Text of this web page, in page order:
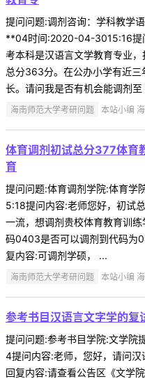
提问问题:调剂咨询：学科教学
**04时间:2020-04-3015:16提
考本科是汉语言文学教育专业，
总分363分。在公办小学有近
长。请问我是否有机会能调剂至
海南师范大学考研问题 本站小编
体育调剂初试总分377体育
育
提问问题:体育调剂学院:体育
5:18提问内容:老师您好，初试
一流，想调剂贵校体育教育训
码0403是否可以调剂到代码为
复内容:可调剂学硕， ...
海南师范大学考研问题 本站小编
参考书目汉语言文字学的复
提问问题:参考书目学院:文学
4提问内容:老师，您好，请问汉
回复内容:请查看公告区《文学